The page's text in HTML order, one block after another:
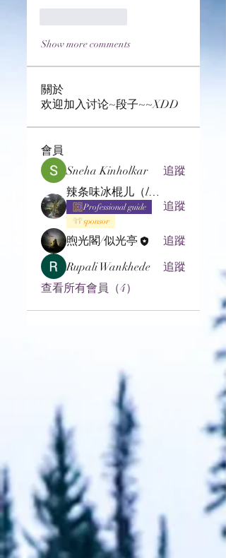
Show more comments
關於
欢迎加入讨论~段子~~XDD
會員
Sneha Kinholkar
追蹤
辣条味冰棍儿（lof别玩了要氪金的）
Professional guide
sponsor
追蹤
煦光閣/似光亭
追蹤
Rupali Wankhede
追蹤
查看所有會員（4）